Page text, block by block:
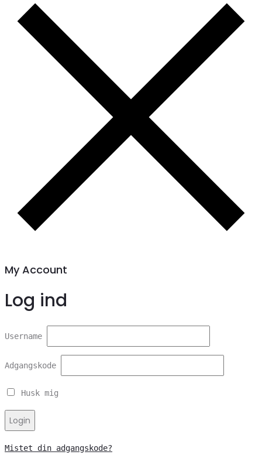
My Account
Log ind
Username
Adgangskode
Husk mig
Login
Mistet din adgangskode?